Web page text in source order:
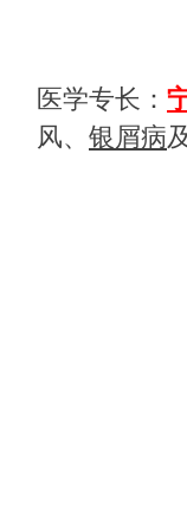
医学专长：
风、 银屑病